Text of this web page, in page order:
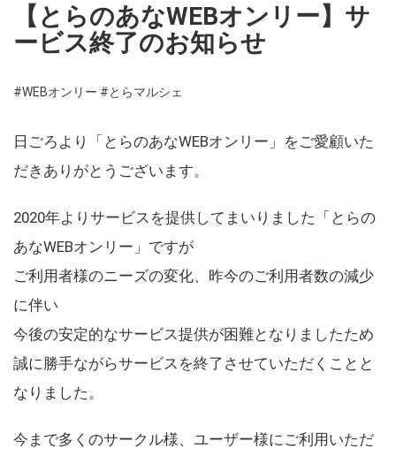
【とらのあなWEBオンリー】サ
ービス終了のお知らせ
#WEBオンリー #とらマルシェ
日ごろより「とらのあなWEBオンリー」をご愛顧いた
だきありがとうございます。
2020年よりサービスを提供してまいりました「とらの
あなWEBオンリー」ですが
ご利用者様のニーズの変化、昨今のご利用者数の減少
に伴い
今後の安定的なサービス提供が困難となりましたため
誠に勝手ながらサービスを終了させていただくことと
なりました。
今まで多くのサークル様、ユーザー様にご利用いただ